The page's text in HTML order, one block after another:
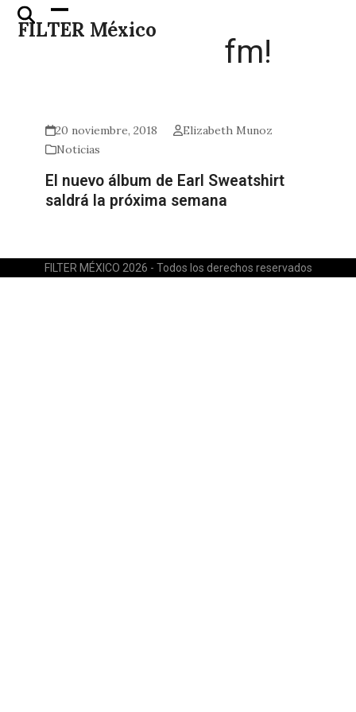
Skip
FILTER México
Open
mobile
Close
mobile
fm!
20 noviembre, 2018
Elizabeth Munoz
Noticias
El nuevo álbum de Earl Sweatshirt
saldrá la próxima semana
FILTER MÉXICO 2026 - Todos los derechos reservados